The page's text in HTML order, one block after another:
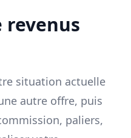
revenus
situation actuelle
autre offre, puis
paliers,